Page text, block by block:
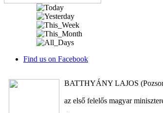
Find us on Facebook
BATTHYÁNY LAJOS
az első felelős magyar